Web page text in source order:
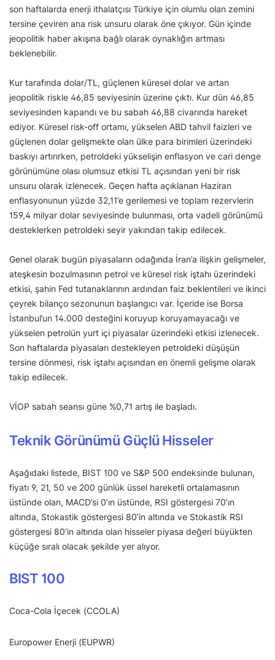
son haftalarda enerji ithalatçısı Türkiye için olumlu olan zemini
tersine çeviren ana risk unsuru olarak öne çıkıyor. Gün içinde
jeopolitik haber akışına bağlı olarak oynaklığın artması
beklenebilir.
Kur tarafında dolar/TL, güçlenen küresel dolar ve artan
jeopolitik riskle 46,85 seviyesinin üzerine çıktı. Kur dün 46,85
seviyesinden kapandı ve bu sabah 46,88 civarında hareket
ediyor. Küresel risk-off ortamı, yükselen ABD tahvil faizleri ve
güçlenen dolar gelişmekte olan ülke para birimleri üzerindeki
baskıyı artırırken, petroldeki yükselişin enflasyon ve cari denge
görünümüne olası olumsuz etkisi TL açısından yeni bir risk
unsuru olarak izlenecek. Geçen hafta açıklanan Haziran
enflasyonunun yüzde 32,11’e gerilemesi ve toplam rezervlerin
159,4 milyar dolar seviyesinde bulunması, orta vadeli görünümü
desteklerken petroldeki seyir yakından takip edilecek.
Genel olarak bugün piyasaların odağında İran’a ilişkin gelişmeler,
ateşkesin bozulmasının petrol ve küresel risk iştahı üzerindeki
etkisi, şahin Fed tutanaklarının ardından faiz beklentileri ve ikinci
çeyrek bilanço sezonunun başlangıcı var. İçeride ise Borsa
İstanbul’un 14.000 desteğini koruyup koruyamayacağı ve
yükselen petrolün yurt içi piyasalar üzerindeki etkisi izlenecek.
Son haftalarda piyasaları destekleyen petroldeki düşüşün
tersine dönmesi, risk iştahı açısından en önemli gelişme olarak
takip edilecek.
VİOP sabah seansı güne %0,71 artış ile başladı.
Teknik Görünümü Güçlü Hisseler
Aşağıdaki listede, BIST 100 ve S&P 500 endeksinde bulunan,
fiyatı 9, 21, 50 ve 200 günlük üssel hareketli ortalamasının
üstünde olan, MACD’si 0’ın üstünde, RSI göstergesi 70’ın
altında, Stokastik göstergesi 80’in altında ve Stokastik RSI
göstergesi 80’in altında olan hisseler piyasa değeri büyükten
küçüğe sıralı olacak şekilde yer alıyor.
BIST 100
Coca-Cola İçecek (CCOLA)
Europower Enerji (EUPWR)